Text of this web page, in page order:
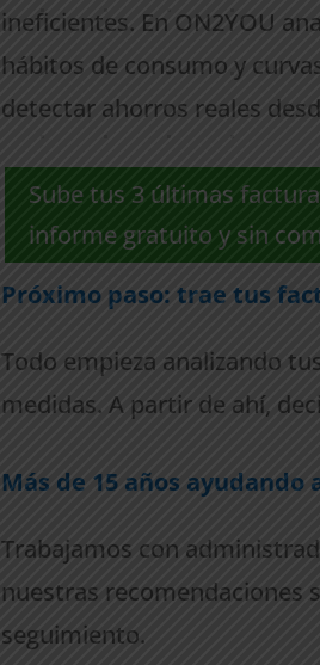
ineficientes. En ON2YOU
hábitos de consumo y
detectar ahorros reales
Sube tus 3 últimas
informe gratuito y sin
Próximo paso: trae tus
Todo empieza analizando
medidas. A partir de ahí,
Más de 15 años
Trabajamos con
nuestras recomendaciones
seguimiento.